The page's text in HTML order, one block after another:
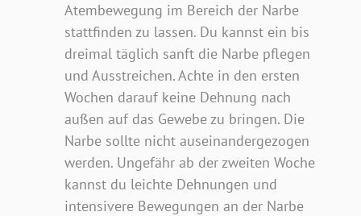
Atembewegung im Bereich der Narbe
stattfinden zu lassen. Du kannst ein bis
dreimal täglich sanft die Narbe pflegen
und Ausstreichen. Achte in den ersten
Wochen darauf keine Dehnung nach
außen auf das Gewebe zu bringen. Die
Narbe sollte nicht auseinandergezogen
werden. Ungefähr ab der zweiten Woche
kannst du leichte Dehnungen und
intensivere Bewegungen an der Narbe